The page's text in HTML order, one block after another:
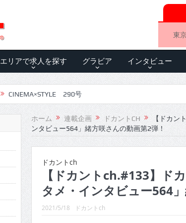
東
エリアで求人を探す グラビア インタビュー
CINEMA×STYLE 290号
CINEMA×STYLE 289号
CINEMA×STYLE 288号
CINEMA×STYLE 287号
CINEMA×STYLE 286号
CINEMA×STYLE 285号
CINEMA×STYLE 294号
ホーム 連載企画 ドカントCH
【ドカン
ンタビュー564」緒方咲さんの動画第2弾！
ドカントch
【ドカントch.#133】ド
タメ・インタビュー564
2021/5/18 ドカントch